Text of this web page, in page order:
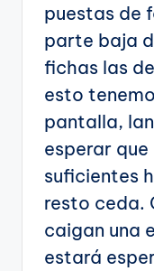
puestas de
parte baja
fichas las
esto
pantalla,
esperar que
suficientes
resto ceda.
caigan una
estará